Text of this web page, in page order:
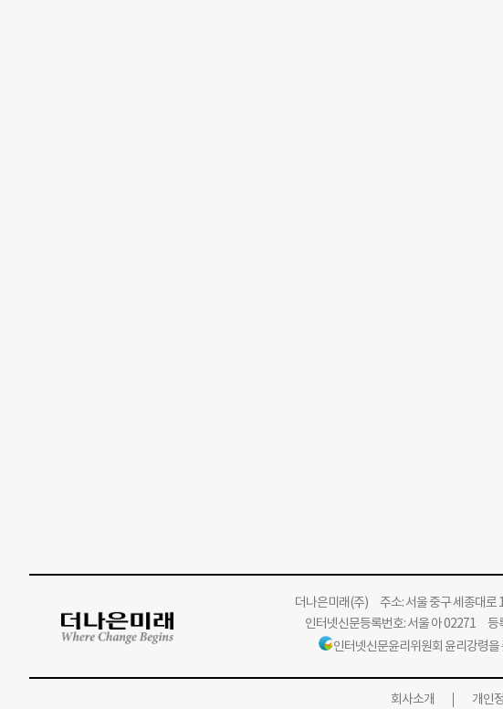
더나은미래(주)주소: 서울 중구 세종대로
인터넷신문등록번호: 서울 아 02271
인터넷신문윤리위원회 윤리강령을
회사소개 개인